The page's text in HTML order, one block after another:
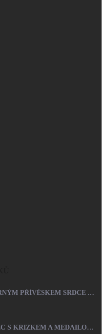
ŠŇŮRKOVÝ NÁRAMEK SE STŘÍBRNÝM PŘÍVĚSKEM SRDCE A KRYSTALY SWAROVSKI CRYSTAL (STŘÍBRO 925/1000)
OCELOVÝ NÁHRDELNÍK RŮŽENEC S KŘÍŽKEM A MEDAILONEM